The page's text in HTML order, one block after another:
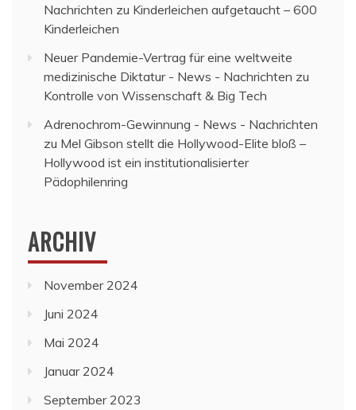
Nachrichten zu Kinderleichen aufgetaucht – 600
Kinderleichen
Neuer Pandemie-Vertrag für eine weltweite
medizinische Diktatur - News - Nachrichten zu
Kontrolle von Wissenschaft & Big Tech
Adrenochrom-Gewinnung - News - Nachrichten
zu Mel Gibson stellt die Hollywood-Elite bloß –
Hollywood ist ein institutionalisierter
Pädophilenring
ARCHIV
November 2024
Juni 2024
Mai 2024
Januar 2024
September 2023